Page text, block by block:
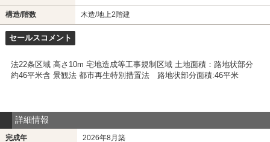
構造/階数 木造/地上2階建
セールスコメント
法22条区域 高さ10m 宅地造成等工事規制区域 土地面積：路地状部分
約46平米含 景観法 都市再生特別措置法 路地状部分面積:46平米
詳細情報
完成年 2026年8月築